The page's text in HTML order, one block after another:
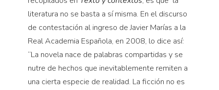
literatura no se basta a sí misma. En el discurso
de contestación al ingreso de Javier Marías a la
Real Academia Española, en 2008, lo dice así:
“La novela nace de palabras compartidas y se
nutre de hechos que inevitablemente remiten a
una cierta especie de realidad. La ficción no es